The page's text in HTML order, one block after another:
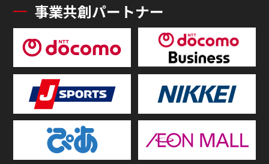
事業共創パートナー